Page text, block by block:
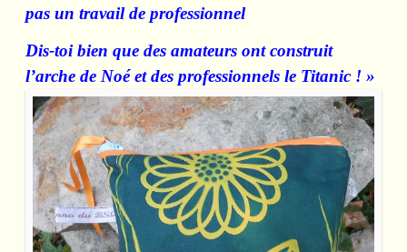
pas un travail de professionnel
Dis-toi bien que des amateurs ont construit
l’arche de Noé et des professionnels le Titanic ! »